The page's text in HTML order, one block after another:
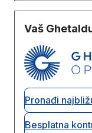
Vaš
Pronađi
Besplatna